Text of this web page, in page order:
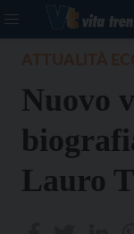
Nuovo
Lauro